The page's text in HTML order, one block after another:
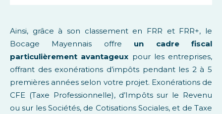
Ainsi, grâce à son classement en FRR et FRR+, le
Bocage Mayennais offre un cadre fiscal
particulièrement avantageux pour les entreprises,
offrant des exonérations d’impôts pendant les 2 à 5
premières années selon votre projet. Exonérations de
CFE (Taxe Professionnelle), d’Impôts sur le Revenu
ou sur les Sociétés, de Cotisations Sociales, et de Taxe